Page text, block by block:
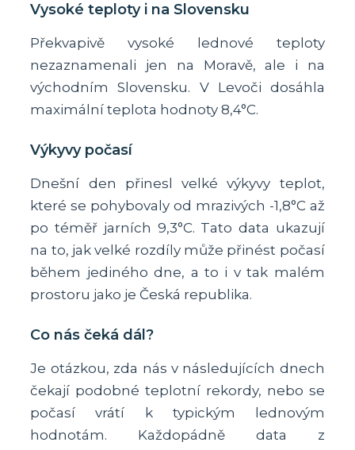
Vysoké teploty i na Slovensku
Překvapivě vysoké lednové teploty
nezaznamenali jen na Moravě, ale i na
východním Slovensku. V Levoči dosáhla
maximální teplota hodnoty 8,4°C.
Výkyvy počasí
Dnešní den přinesl velké výkyvy teplot,
které se pohybovaly od mrazivých -1,8°C až
po téměř jarních 9,3°C. Tato data ukazují
na to, jak velké rozdíly může přinést počasí
během jediného dne, a to i v tak malém
prostoru jako je Česká republika.
Co nás čeká dál?
Je otázkou, zda nás v následujících dnech
čekají podobné teplotní rekordy, nebo se
počasí vrátí k typickým lednovým
hodnotám. Každopádně data z